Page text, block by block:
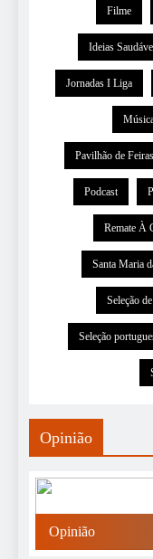
Filme
Ideias
Jornadas I Liga
Pavilhão de
Podcast
Remate À
Santa Maria
Seleção
Seleção
Opinião
Opinião